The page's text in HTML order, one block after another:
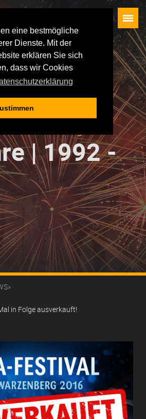
eine bestmögliche
Dienste. Mit der
erklären Sie sich
dass wir Cookies
| 1992 -
in Folge ausverkauft!
Startseite
Künstler
Besucherservice
Rückblick
Die Veranstaltungen
Geschichte der Oldie-Nacht
Impressum
Datenschutz
AGB